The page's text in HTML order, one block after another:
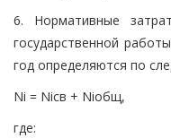
6. Нормативные
государственной
год определяются по
Ni = Niсв + Niобщ,
где: